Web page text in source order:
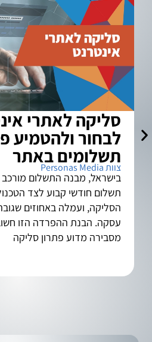
סליקה לאתרי
לבחור ולהטמיע
תשלומים באתר
צוות Personas Media
בישראל, מבנה התשלום מורכב
תשלום חודשי קבוע לצד
הסליקה, ועמלה באחוזים
עסקה. הבנת ההפרדה הזו
מסבירה מדוע פתרון סליקה